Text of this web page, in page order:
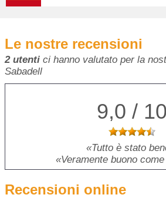
Le nostre recensioni
2 utenti ci hanno valutato per la
Sabadell
9,0 / 10
Tutto è stato
Veramente buono
Recensioni online